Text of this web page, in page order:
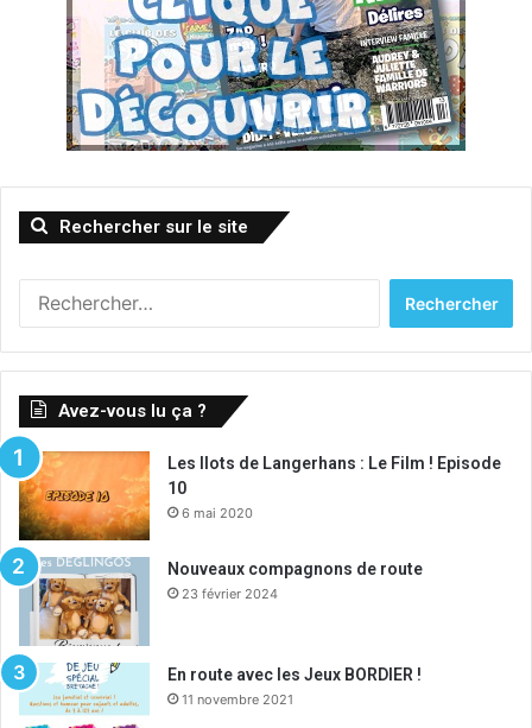
Rechercher sur le site
Avez-vous lu ça ?
Les Ilots de Langerhans : Le Film ! Episode
10
6 mai 2020
Nouveaux compagnons de route
23 février 2024
En route avec les Jeux BORDIER !
11 novembre 2021